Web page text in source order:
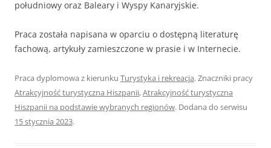
południowy oraz Baleary i Wyspy Kanaryjskie.
Praca została napisana w oparciu o dostępną literaturę
fachową, artykuły zamieszczone w prasie i w Internecie.
Praca dyplomowa z kierunku Turystyka i rekreacja. Znaczniki pracy
Atrakcyjność turystyczna Hiszpanii,Atrakcyjność turystyczna
Hiszpanii na podstawie wybranych regionów. Dodana do serwisu
15 stycznia 2023.